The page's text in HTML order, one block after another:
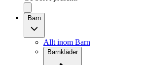
Barn
Allt inom Barn
Barnkläder